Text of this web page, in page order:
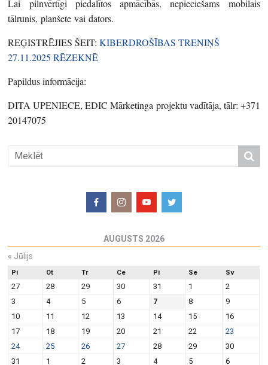
Lai pilnvērtīgi piedalītos apmācībās, nepieciešams mobilais
tālrunis, planšete vai dators.
REĢISTRĒJIES ŠEIT:KIBERDROŠĪBAS TRENIŅŠ
27.11.2025 RĒZEKNĒ
Papildus informācija:
DITA UPENIECE, EDIC Mārketinga projektu vadītāja, tālr: +371
20147075
AUGUSTS 2026
« Jūlijs
Pi Ot Tr Ce Pi Se Sv
27 28 29 30 31 1
2
3
4 5 6 7 8
9
10
11 12 13 14 15
16
17
18 19 20 21 22
23
24
25 26 27 28 29
30
31
1 2 3 4 5 6